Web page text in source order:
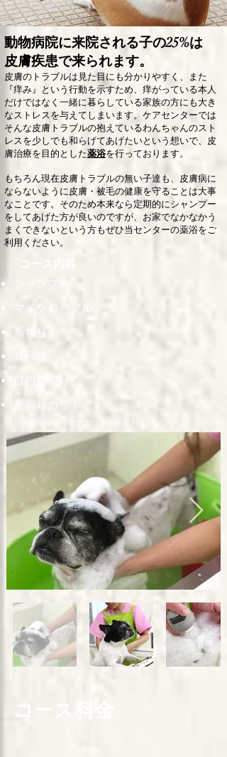
動物病院に来院される子の25%は
皮膚疾患で来られます。
皮膚のトラブルは見た目にも分かりやすく、また
『痒み』という行動を示すため、痒がっている本人
だけではなく一緒に暮らしている家族の方にも大き
なストレスを与えてしまいます。ケアセンターでは
そんな皮膚トラブルの抱えているわんちゃんのスト
レスを少しでも和らげてあげたいという想いで、皮
膚治療を目的とした薬浴を行っております。
もちろん現在皮膚トラブルの無い子達も、皮膚病に
ならないように皮膚・被毛の健康を守ることは大事
なことです。そのため本来なら定期的にシャンプー
をしてあげた方が良いのですが、お家でなかなかう
まくできないという方もぜひ当センターの薬浴をご
利用ください。
シャンプー
マイクロバブル
爪切り
耳掃除
肛門腺絞り
足周りカット
​※ご希望によりヒゲカット、お腹バリカン
コース料金